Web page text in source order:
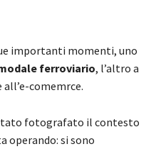
importanti momenti, uno
ferroviario, l’altro a
comemrce.
fotografato il contesto
operando: si sono